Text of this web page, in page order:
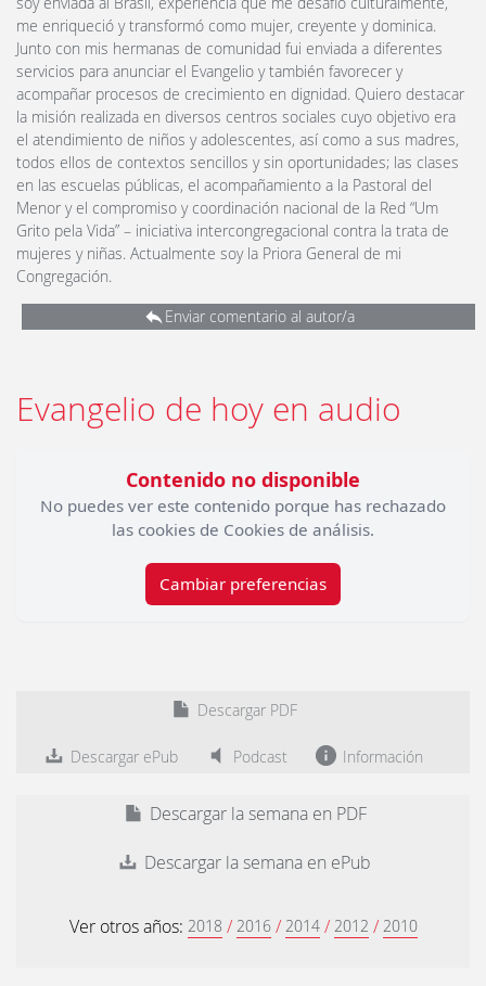
me enriqueció y transformó como mujer, creyente y dominica.
Junto con mis hermanas de comunidad fui enviada a diferentes
servicios para anunciar el Evangelio y también favorecer y
acompañar procesos de crecimiento en dignidad. Quiero destacar
la misión realizada en diversos centros sociales cuyo objetivo era
el atendimiento de niños y adolescentes, así como a sus madres,
todos ellos de contextos sencillos y sin oportunidades; las clases
en las escuelas públicas, el acompañamiento a la Pastoral del
Menor y el compromiso y coordinación nacional de la Red “Um
Grito pela Vida” – iniciativa intercongregacional contra la trata de
mujeres y niñas. Actualmente soy la Priora General de mi
Congregación.
Enviar comentario al autor/a
Evangelio de hoy en audio
Contenido no disponible
No puedes ver este contenido porque has rechazado
las cookies de Cookies de análisis.
Cambiar preferencias
Descargar PDF
Descargar ePub Podcast Información
Descargar la semana en PDF
Descargar la semana en ePub
Ver otros años: 2018 / 2016 / 2014 / 2012 / 2010